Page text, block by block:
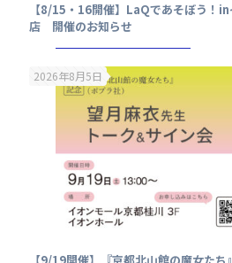
【8/15・16開催】LaQであそぼう！
店 開催のお知らせ
2026年8月5日